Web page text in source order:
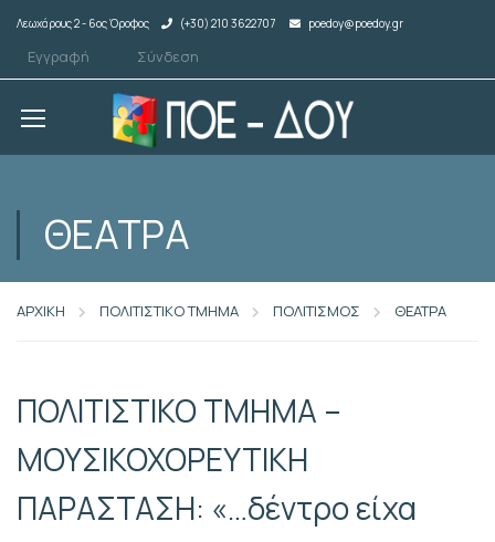
Λεωχάρους 2 - 6ος Όροφος (+30) 210 3622707 poedoy@poedoy.gr
Εγγραφή Σύνδεση
ΘΕΑΤΡΑ
ΑΡΧΙΚΗ ΠΟΛΙΤΙΣΤΙΚΟ ΤΜΗΜΑ ΠΟΛΙΤΙΣΜΟΣ ΘΕΑΤΡΑ
ΠΟΛΙΤΙΣΤΙΚΟ ΤΜΗΜΑ –
ΜΟΥΣΙΚΟΧΟΡΕΥΤΙΚΗ
ΠΑΡΑΣΤΑΣΗ: «…δέντρο είχα